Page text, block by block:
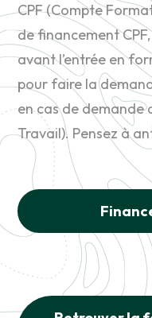
CPF (Compte
de financement
avant l’entrée en
pour faire la
en cas de
Travail). Pensez à